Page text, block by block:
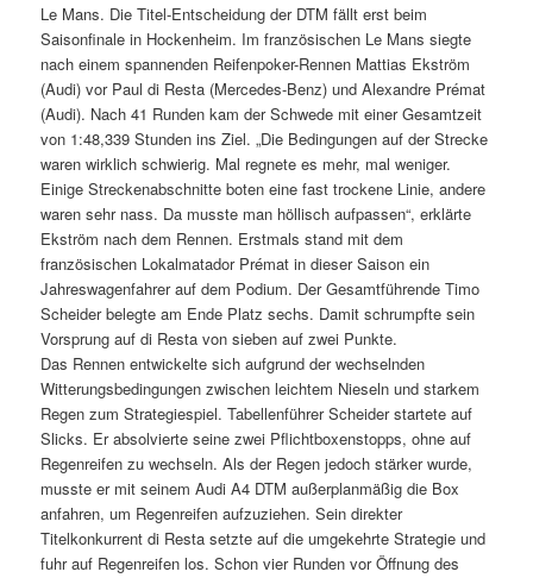
Le Mans. Die Titel-Entscheidung der DTM fällt erst beim
Saisonfinale in Hockenheim. Im französischen Le Mans siegte
nach einem spannenden Reifenpoker-Rennen Mattias Ekström
(Audi) vor Paul di Resta (Mercedes-Benz) und Alexandre Prémat
(Audi). Nach 41 Runden kam der Schwede mit einer Gesamtzeit
von 1:48,339 Stunden ins Ziel. „Die Bedingungen auf der Strecke
waren wirklich schwierig. Mal regnete es mehr, mal weniger.
Einige Streckenabschnitte boten eine fast trockene Linie, andere
waren sehr nass. Da musste man höllisch aufpassen“, erklärte
Ekström nach dem Rennen. Erstmals stand mit dem
französischen Lokalmatador Prémat in dieser Saison ein
Jahreswagenfahrer auf dem Podium. Der Gesamtführende Timo
Scheider belegte am Ende Platz sechs. Damit schrumpfte sein
Vorsprung auf di Resta von sieben auf zwei Punkte.
Das Rennen entwickelte sich aufgrund der wechselnden
Witterungsbedingungen zwischen leichtem Nieseln und starkem
Regen zum Strategiespiel. Tabellenführer Scheider startete auf
Slicks. Er absolvierte seine zwei Pflichtboxenstopps, ohne auf
Regenreifen zu wechseln. Als der Regen jedoch stärker wurde,
musste er mit seinem Audi A4 DTM außerplanmäßig die Box
anfahren, um Regenreifen aufzuziehen. Sein direkter
Titelkonkurrent di Resta setzte auf die umgekehrte Strategie und
fuhr auf Regenreifen los. Schon vier Runden vor Öffnung des